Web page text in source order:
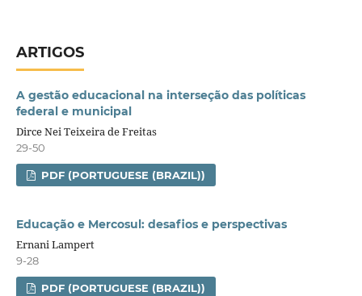
ARTIGOS
A gestão educacional na interseção das políticas
federal e municipal
Dirce Nei Teixeira de Freitas
29-50
PDF (PORTUGUESE (BRAZIL))
Educação e Mercosul: desafios e perspectivas
Ernani Lampert
9-28
PDF (PORTUGUESE (BRAZIL))